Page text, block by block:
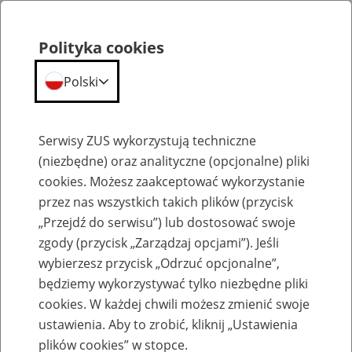
Emerytury
Baza zlikwidowanych lub
przekształconych zakładów pracy
Polityka cookies
Polski
Serwisy ZUS wykorzystują techniczne
(niezbędne) oraz analityczne (opcjonalne) pliki
cookies. Możesz zaakceptować wykorzystanie
przez nas wszystkich takich plików (przycisk
„Przejdź do serwisu”) lub dostosować swoje
zgody (przycisk „Zarządzaj opcjami”). Jeśli
wybierzesz przycisk „Odrzuć opcjonalne”,
będziemy wykorzystywać tylko niezbędne pliki
cookies. W każdej chwili możesz zmienić swoje
ustawienia. Aby to zrobić, kliknij „Ustawienia
plików cookies” w stopce.